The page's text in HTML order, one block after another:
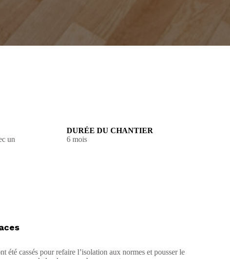
un
DURÉE DU CHANTIER
6 mois
été cassés pour refaire l’isolation aux normes et pousser le